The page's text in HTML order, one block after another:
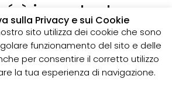
è importante
strutture sotterranee utilizzate
delle acque reflue domestiche,
dove non è disponibile un
delle acque fognarie. Lo
neri è un’operazione essenziale
sulla Privacy e sui Cookie
sito utilizza dei cookie che sono
funzionamento del sito e delle
per consentire il corretto utilizzo
la tua esperienza di navigazione.